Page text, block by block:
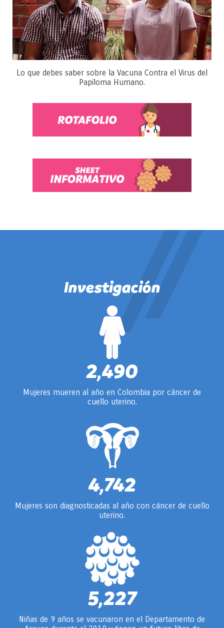
Lo que debes saber sobre la Vacuna Contra el Virus del
Papiloma Humano.
Investigación
2,490
Mujeres mueren al año en Colombia por cáncer de
cuello uterino.
4,742
Mujeres son diagnosticadas al año con cáncer de cuello
uterino.
5,227
Niñas de 9 años se vacunaron en el Departamento de